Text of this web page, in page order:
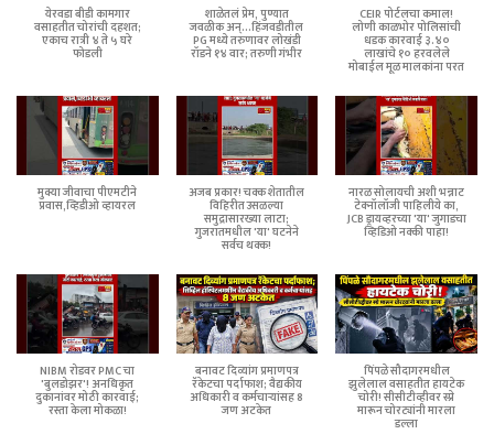
येरवडा बीडी कामगार
वसाहतीत चोरांची दहशत;
एकाच रात्री ४ ते ५ घरे
फोडली
शाळेतलं प्रेम, पुण्यात
जवळीक अन्...हिंजवडीतील
PG मध्ये तरुणावर लोखंडी
रॉडने १४ वार; तरुणी गंभीर
CEIR पोर्टलचा कमाल!
लोणी काळभोर पोलिसांची
धडक कारवाई ३.४०
लाखांचे १० हरवलेले
मोबाईल मूळ मालकांना परत
मुक्या जीवाचा पीएमटीने
प्रवास,व्हिडीओ व्हायरल
अजब प्रकार! चक्क शेतातील
विहिरीत उसळल्या
समुद्रासारख्या लाटा;
गुजरातमधील 'या' घटनेने
सर्वच थक्क!
नारळ सोलायची अशी भन्नाट
टेक्नॉलॉजी पाहिलीये का,
JCB ड्रायव्हरच्या 'या' जुगाडचा
व्हिडिओ नक्की पाहा!
NIBM रोडवर PMC चा
'बुलडोझर'! अनधिकृत
दुकानांवर मोठी कारवाई;
रस्ता केला मोकळा!
बनावट दिव्यांग प्रमाणपत्र
रॅकेटचा पर्दाफाश; वैद्यकीय
अधिकारी व कर्मचाऱ्यांसह 8
जण अटकेत
पिंपळे सौदागरमधील
झुलेलाल वसाहतीत हायटेक
चोरी! सीसीटीव्हीवर स्प्रे
मारून चोरट्यांनी मारला
डल्ला